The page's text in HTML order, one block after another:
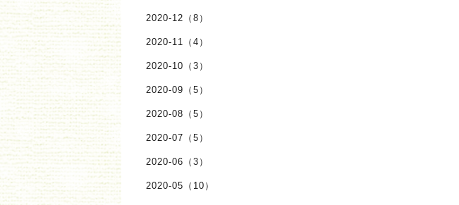
2020-12（8）
2020-11（4）
2020-10（3）
2020-09（5）
2020-08（5）
2020-07（5）
2020-06（3）
2020-05（10）